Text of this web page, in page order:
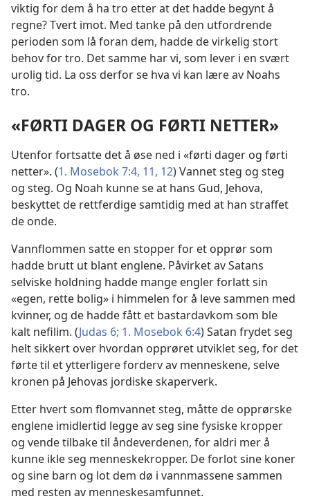
viktig for dem å ha tro etter at det hadde begynt å
regne? Tvert imot. Med tanke på den utfordrende
perioden som lå foran dem, hadde de virkelig stort
behov for tro. Det samme har vi, som lever i en svært
urolig tid. La oss derfor se hva vi kan lære av Noahs
tro.
«FØRTI DAGER OG FØRTI NETTER»
Utenfor fortsatte det å øse ned i «førti dager og førti
netter». (1. Mosebok 7:4, 11, 12) Vannet steg og steg
og steg. Og Noah kunne se at hans Gud, Jehova,
beskyttet de rettferdige samtidig med at han straffet
de onde.
Vannflommen satte en stopper for et opprør som
hadde brutt ut blant englene. Påvirket av Satans
selviske holdning hadde mange engler forlatt sin
«egen, rette bolig» i himmelen for å leve sammen med
kvinner, og de hadde fått et bastardavkom som ble
kalt nefilim. (Judas 6; 1. Mosebok 6:4) Satan frydet seg
helt sikkert over hvordan opprøret utviklet seg, for det
førte til et ytterligere forderv av menneskene, selve
kronen på Jehovas jordiske skaperverk.
Etter hvert som flomvannet steg, måtte de opprørske
englene imidlertid legge av seg sine fysiske kropper
og vende tilbake til åndeverdenen, for aldri mer å
kunne ikle seg menneskekropper. De forlot sine koner
og sine barn og lot dem dø i vannmassene sammen
med resten av menneskesamfunnet.